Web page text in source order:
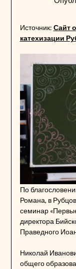
Источник: Сайт
катехизации
По
Романа, в
семинар
директора
Праведного
Николай
общего